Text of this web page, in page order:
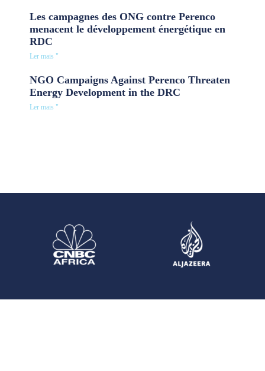
Les campagnes des ONG contre Perenco
menacent le développement énergétique en
RDC
Ler mais "
NGO Campaigns Against Perenco Threaten
Energy Development in the DRC
Ler mais "